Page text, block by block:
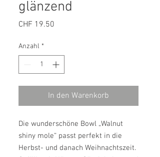
glänzend
CHF 19.50
Anzahl *
In den Warenkorb
Die wunderschöne Bowl „Walnut
shiny mole“ passt perfekt in die
Herbst- und danach Weihnachtszeit.